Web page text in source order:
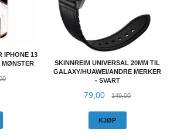
IPHONE 13
MØNSTER
Rabatt
SKINNREIM UNIVERSAL 20MM TIL
GALAXY/HUAWEI/ANDRE MERKER
- SVART
Tilbud
79,00 149,00Rabatt
KJØP